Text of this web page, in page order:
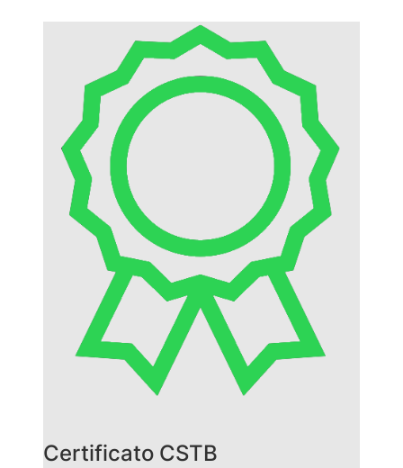
Certificato CSTB